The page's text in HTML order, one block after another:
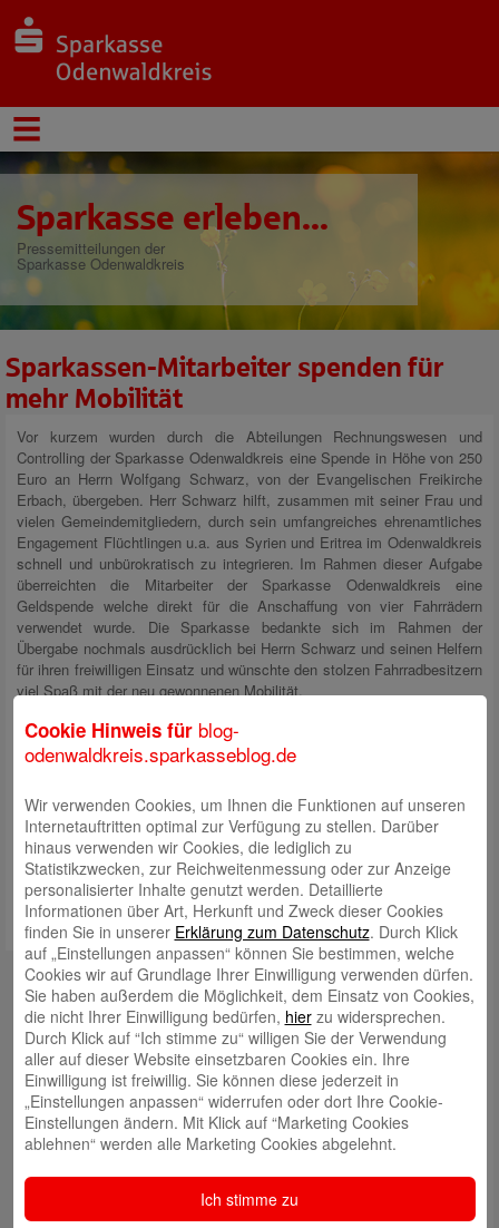
Sparkasse erleben...
Pressemitteilungen der
Sparkasse Odenwaldkreis
Sparkassen-Mitarbeiter spenden für
mehr Mobilität
Vor kurzem wurden durch die Abteilungen Rechnungswesen und
Controlling der Sparkasse Odenwaldkreis eine Spende in Höhe von 250
Euro an Herrn Wolfgang Schwarz, von der Evangelischen Freikirche
Erbach, übergeben. Herr Schwarz hilft, zusammen mit seiner Frau und
vielen Gemeindemitgliedern, durch sein umfangreiches ehrenamtliches
Engagement Flüchtlingen u.a. aus Syrien und Eritrea im Odenwaldkreis
schnell und unbürokratisch zu integrieren. Im Rahmen dieser Aufgabe
überreichten die Mitarbeiter der Sparkasse Odenwaldkreis eine
Geldspende welche direkt für die Anschaffung von vier Fahrrädern
verwendet wurde. Die Sparkasse bedankte sich im Rahmen der
Übergabe nochmals ausdrücklich bei Herrn Schwarz und seinen Helfern
für ihren freiwilligen Einsatz und wünschte den stolzen Fahrradbesitzern
viel Spaß mit der neu gewonnenen Mobilität.
Bildunterschrift:
Harald Schnellbacher, Carmen Wolf und Eva Trautmann übergaben
zusammen mit Wolfgang Schwarz (rechts) und seiner Ehefrau (Mitte
hinten) die Fahrräder an vier Flüchtlinge.
Kontakt
mail@sparkasse-odenwaldkreis.de
Telefon: 06062 500
Auch per WhatsApp erreichbar!
Neueste Beiträge
Sparkassen Kino Open-Air-Sommer 2026 startet
Öffnungszeiten der Sparkasse zum Wiesenmarkt
Cookie Hinweis für blog-
odenwaldkreis.sparkasseblog.de
Wir verwenden Cookies, um Ihnen die Funktionen auf unseren
Internetauftritten optimal zur Verfügung zu stellen. Darüber
hinaus verwenden wir Cookies, die lediglich zu
Statistikzwecken, zur Reichweitenmessung oder zur Anzeige
personalisierter Inhalte genutzt werden. Detaillierte
Informationen über Art, Herkunft und Zweck dieser Cookies
finden Sie in unserer Erklärung zum Datenschutz. Durch Klick
auf „Einstellungen anpassen“ können Sie bestimmen, welche
Cookies wir auf Grundlage Ihrer Einwilligung verwenden dürfen.
Sie haben außerdem die Möglichkeit, dem Einsatz von Cookies,
die nicht Ihrer Einwilligung bedürfen, hierzu widersprechen.
Durch Klick auf “Ich stimme zu“ willigen Sie der Verwendung
aller auf dieser Website einsetzbaren Cookies ein. Ihre
Einwilligung ist freiwillig. Sie können diese jederzeit in
„Einstellungen anpassen“ widerrufen oder dort Ihre Cookie-
Einstellungen ändern. Mit Klick auf “Marketing Cookies
ablehnen“ werden alle Marketing Cookies abgelehnt.
Ich stimme zu